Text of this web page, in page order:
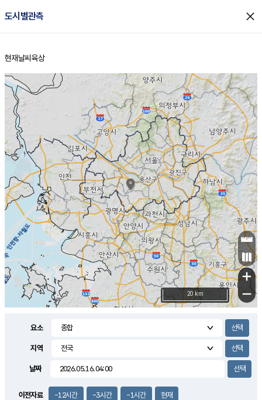
도시별관측 close
홈
현재날씨 육상
+
−
20 km
요소
지역
날짜
이전자료 -12시간 -3시간 -1시간 현재